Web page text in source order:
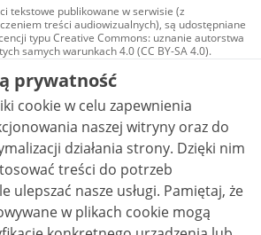
tekstowe publikowane w serwisie (z
treści audiowizualnych), są udostępniane
typu Creative Commons: uznanie autorstwa
samych warunkach 4.0 (CC BY-SA 4.0).
audiowizualne, w tym zdjęcia, materiały
i wideo, są udostępniane na licencji typu
Commons: uznanie autorstwa użycie
- bez utworów zależnych 4.0 (CC BY-
4.0), o ile nie jest to stwierdzone inaczej.
prywatność
cookie w celu zapewnienia
naszej witryny oraz do
działania strony. Dzięki nim
treści do potrzeb
nasze usługi. Pamiętaj, że
w plikach cookie mogą